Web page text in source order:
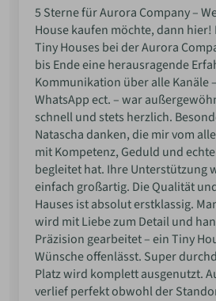
5 Sterne für Aurora Company –
House kaufen möchte, dann hier!
Tiny Houses bei der Aurora
bis Ende eine herausragende
Kommunikation über alle Kanäle
WhatsApp ect. – war
schnell und stets herzlich.
Natascha danken, die mir vom
mit Kompetenz, Geduld und
begleitet hat. Ihre Unterstützung
einfach großartig. Die Qualität
Hauses ist absolut erstklassig.
wird mit Liebe zum Detail und
Präzision gearbeitet – ein Tiny
Wünsche offenlässt. Super
Platz wird komplett ausgenutzt.
verlief perfekt obwohl der